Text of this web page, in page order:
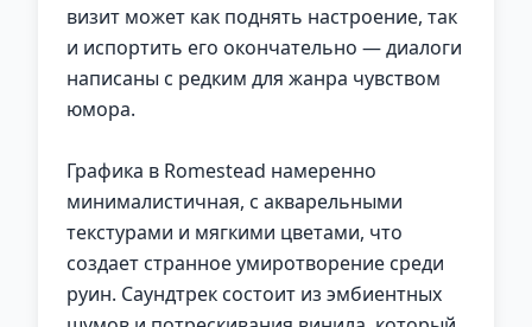
визит может как поднять настроение, так
и испортить его окончательно — диалоги
написаны с редким для жанра чувством
юмора.
Графика в Romestead намеренно
минималистичная, с акварельными
текстурами и мягкими цветами, что
создает странное умиротворение среди
руин. Саундтрек состоит из эмбиентных